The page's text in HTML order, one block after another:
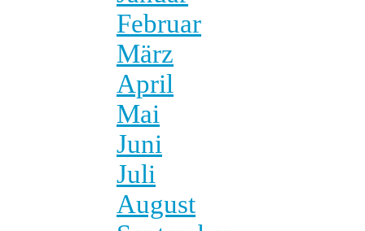
Februar
März
April
Mai
Juni
Juli
August